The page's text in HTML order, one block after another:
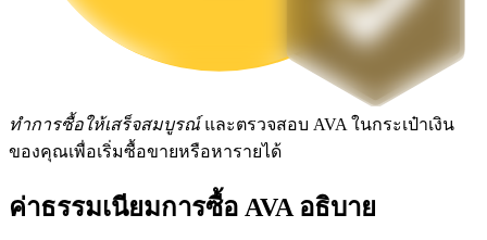
การลงทุนพิเศษสำหรับผู้ถือ BTR
ทำการซื้อให้เสร็จสมบูรณ์และตรวจสอบ AVA ในกระเป๋าเงิน
ของคุณเพื่อเริ่มซื้อขายหรือหารายได้
ค่าธรรมเนียมการซื้อ AVA อธิบาย